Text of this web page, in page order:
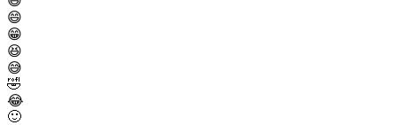
😄
😁
😆
😅
🤣
😂
🙂